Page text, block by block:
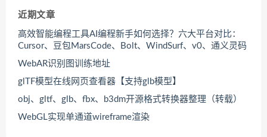
近期文章
高效智能编程工具AI编程新手如何选择？六大平台对比：
Cursor、豆包MarsCode、Bolt、WindSurf、v0、通义灵码
WebAR识别图训练地址
glTF模型在线网页查看器【支持glb模型】
obj、gltf、glb、fbx、b3dm开源格式转换器整理（转载）
WebGL实现单通道wireframe渲染